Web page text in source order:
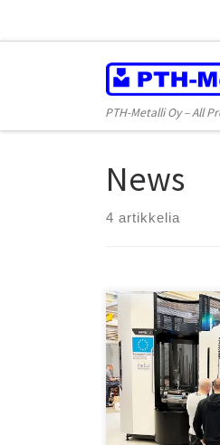
PTH-Metalli Oy – All
News
4 artikkelia
uusi 12 paletin
MORI DMC 80
ensimmäinen 5-